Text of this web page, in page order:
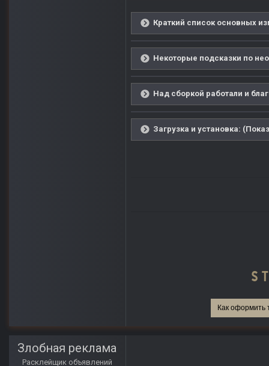
Краткий список основных
Некоторые подсказки по
Над сборкой работали и
Загрузка и установка:
Как оформить
Злобная реклама
Расклейщик объявлений